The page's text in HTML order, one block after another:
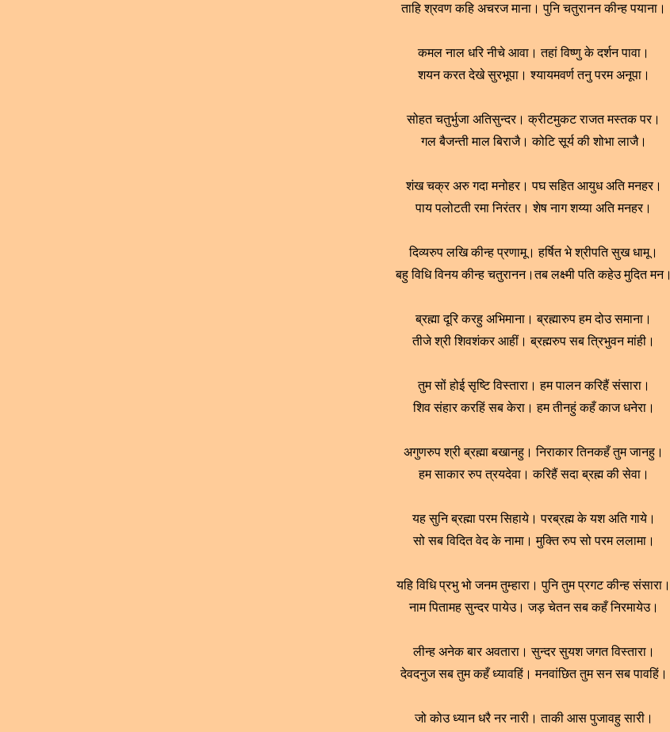
ताहि श्रवण कहि अचरज माना। पुनि चतुरानन कीन्ह पयाना।
कमल नाल धरि नीचे आवा। तहां विष्णु के दर्शन पावा।
शयन करत देखे सुरभूपा। श्यायमवर्ण तनु परम अनूपा।
सोहत चतुर्भुजा अतिसुन्दर। क्रीटमुकट राजत मस्तक पर।
गल बैजन्ती माल बिराजै। कोटि सूर्य की शोभा लाजै।
शंख चक्र अरु गदा मनोहर। पघ सहित आयुध अति मनहर।
पाय पलोटती रमा निरंतर। शेष नाग शय्या अति मनहर।
दिव्यरुप लखि कीन्ह प्रणामू। हर्षित भे श्रीपति सुख धामू।
बहु विधि विनय कीन्ह चतुरानन।तब लक्ष्मी पति कहेउ मुदित मन।
ब्रह्मा दूरि करहु अभिमाना। ब्रह्मारुप हम दोउ समाना।
तीजे श्री शिवशंकर आहीं। ब्रह्मरुप सब त्रिभुवन मांही।
तुम सों होई सृष्टि विस्तारा। हम पालन करिहैं संसारा।
शिव संहार करहिं सब केरा। हम तीनहुं कहँ काज धनेरा।
अगुणरुप श्री ब्रह्मा बखानहु। निराकार तिनकहँ तुम जानहु।
हम साकार रुप त्रयदेवा। करिहैं सदा ब्रह्म की सेवा।
यह सुनि ब्रह्मा परम सिहाये। परब्रह्म के यश अति गाये।
सो सब विदित वेद के नामा। मुक्ति रुप सो परम ललामा।
यहि विधि प्रभु भो जनम तुम्हारा। पुनि तुम प्रगट कीन्ह संसारा।
नाम पितामह सुन्दर पायेउ। जड़ चेतन सब कहँ निरमायेउ।
लीन्ह अनेक बार अवतारा। सुन्दर सुयश जगत विस्तारा।
देवदनुज सब तुम कहँ ध्यावहिं। मनवांछित तुम सन सब पावहिं।
जो कोउ ध्यान धरै नर नारी। ताकी आस पुजावहु सारी।